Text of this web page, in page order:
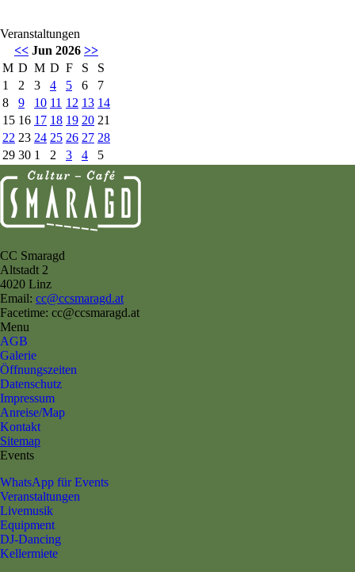
Veranstaltungen
<< Jun 2026 >>
M D M D F S
S
1
2 3 4 5 6
7
8
9 10 11 12 13 14
15 16 17 18 19 20 21
22 23 24 25 26 27 28
29 30 1 2 3 4 5
CC Smaragd
Altstadt 2
4020 Linz
Email: cc@ccsmaragd.at
Facetime: cc@ccsmaragd.at
Menu
AGB
Galerie
Öffnungszeiten
Datenschutz
Impressum
Anreise/Map
Kontakt
Sitemap
Events
WhatsApp für Events
Veranstaltungen
Livemusik
Equipment
DJ-Dancing
Kellermiete